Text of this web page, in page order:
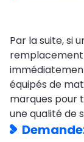
Par la suite, si
équipés de
marques pour
une qualité de